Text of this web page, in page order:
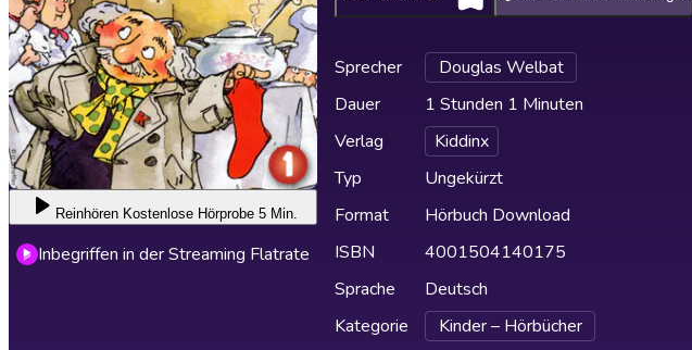
Reinhören Kostenlose Hörprobe 5 Min.
Inbegriffen in der Streaming Flatrate
Sprecher
Douglas Welbat
Dauer
1 Stunden 1 Minuten
Verlag
Kiddinx
Typ
Ungekürzt
Format
Hörbuch Download
ISBN
4001504140175
Sprache
Deutsch
Kategorie
Kinder – Hörbücher